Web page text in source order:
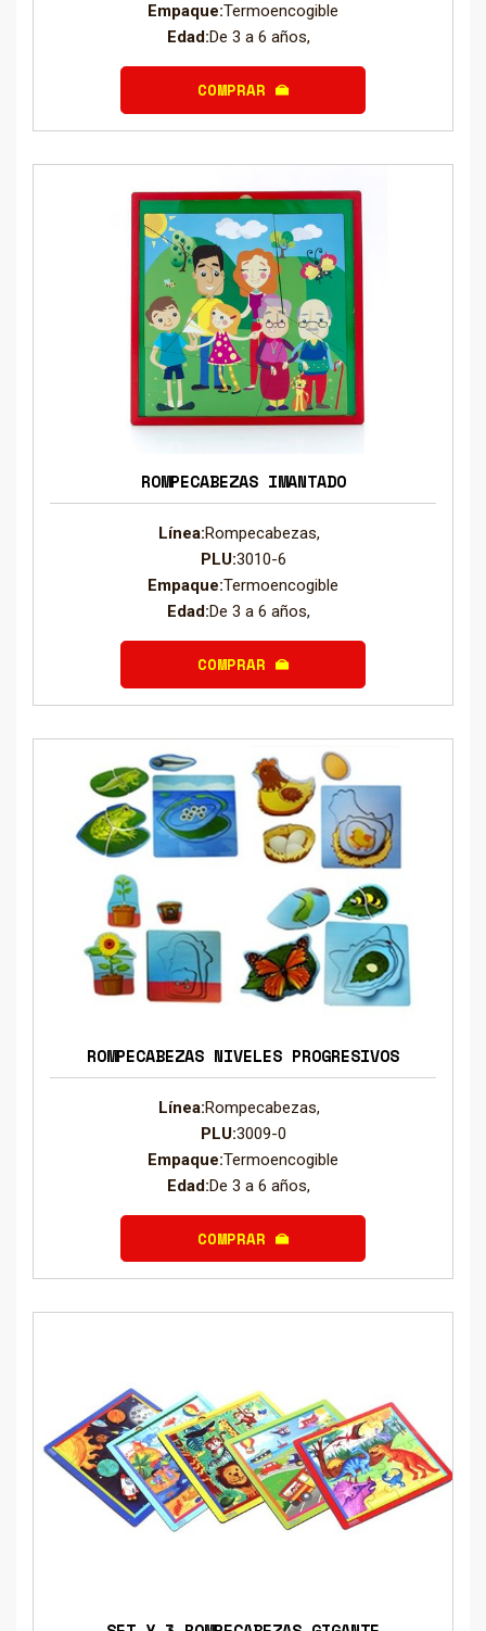
Empaque:Termoencogible
Edad:De 3 a 6 años,
COMPRAR
ROMPECABEZAS IMANTADO
Línea:Rompecabezas,
PLU:3010-6
Empaque:Termoencogible
Edad:De 3 a 6 años,
COMPRAR
ROMPECABEZAS NIVELES PROGRESIVOS
Línea:Rompecabezas,
PLU:3009-0
Empaque:Termoencogible
Edad:De 3 a 6 años,
COMPRAR